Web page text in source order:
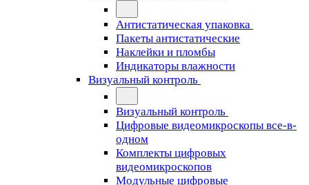
Антистатическая упаковка
Пакеты антистатические
Наклейки и пломбы
Индикаторы влажности
Визуальный контроль
Визуальный контроль
Цифровые видеомикроскопы все-в-
одном
Комплекты цифровых
видеомикроскопов
Модульные цифровые